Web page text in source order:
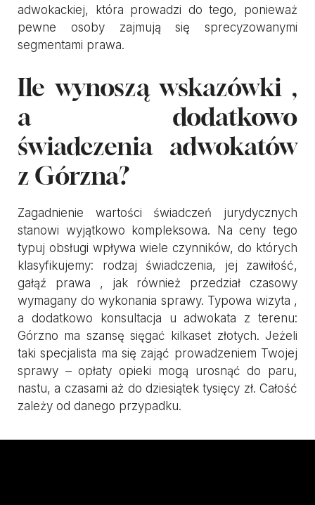
adwokackiej, która prowadzi do tego, ponieważ
pewne osoby zajmują się sprecyzowanymi
segmentami prawa.
Ile wynoszą wskazówki ,
a dodatkowo
świadczenia adwokatów
z Górzna?
Zagadnienie wartości świadczeń jurydycznych
stanowi wyjątkowo kompleksowa. Na ceny tego
typuj obsługi wpływa wiele czynników, do których
klasyfikujemy: rodzaj świadczenia, jej zawiłość,
gałąź prawa , jak również przedział czasowy
wymagany do wykonania sprawy. Typowa wizyta ,
a dodatkowo konsultacja u adwokata z terenu:
Górzno ma szansę sięgać kilkaset złotych. Jeżeli
taki specjalista ma się zająć prowadzeniem Twojej
sprawy – opłaty opieki mogą urosnąć do paru,
nastu, a czasami aż do dziesiątek tysięcy zł. Całość
zależy od danego przypadku.